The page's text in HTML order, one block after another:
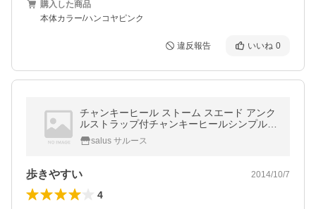
購入した商品
本体カラー/ハンコヤピンク
違反報告 いいね 0
チャンキーヒール ストーム スエード アンク
ルストラップ付チャンキーヒールシンプルパ
ンプス【salus1086】 130830
salus サルース
歩きやすい 2014/10/7
4